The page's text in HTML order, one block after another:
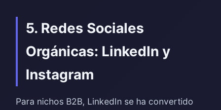
5. Redes Sociales
Orgánicas: LinkedIn y
Instagram
Para nichos B2B, LinkedIn se ha convertido